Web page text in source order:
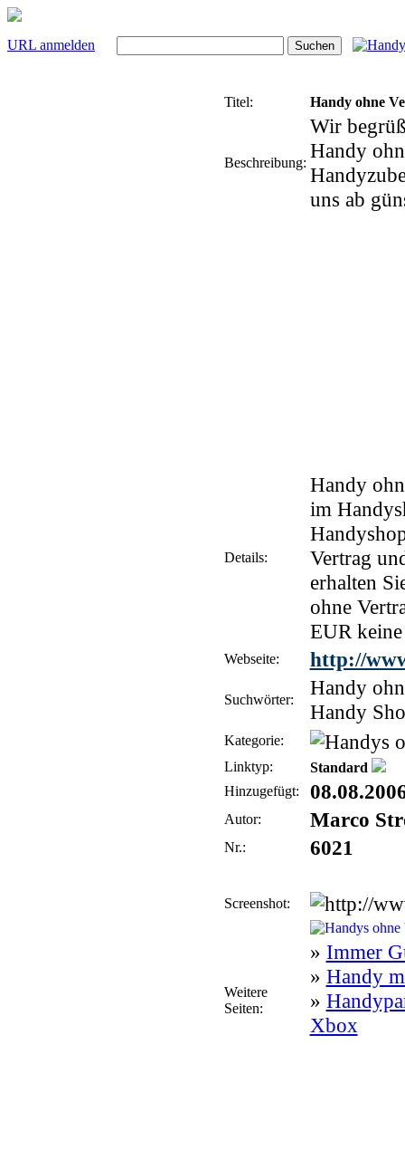
URL anmelden
Titel: Handy ohne
Beschreibung:
Wir
Handy
uns ab
Details:
Handy
im
Vertrag
erhalten
ohne
EUR
Webseite: http://
Suchwörter:
Handy
Handy
Kategorie:
Linktyp:
Standard
Hinzugefügt:
Autor: Marco
Nr.: 6021
Screenshot:
Weitere
Seiten:
» Immer
» Handy
»
Xbox